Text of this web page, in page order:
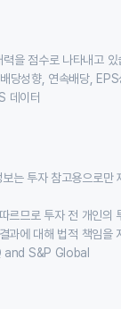
을 점수로 나타내고 있
당성향, 연속배당,
데이터
는 투자 참고용으로
르므로 투자 전 개인의
과에 대해 법적 책임을
S&P Global